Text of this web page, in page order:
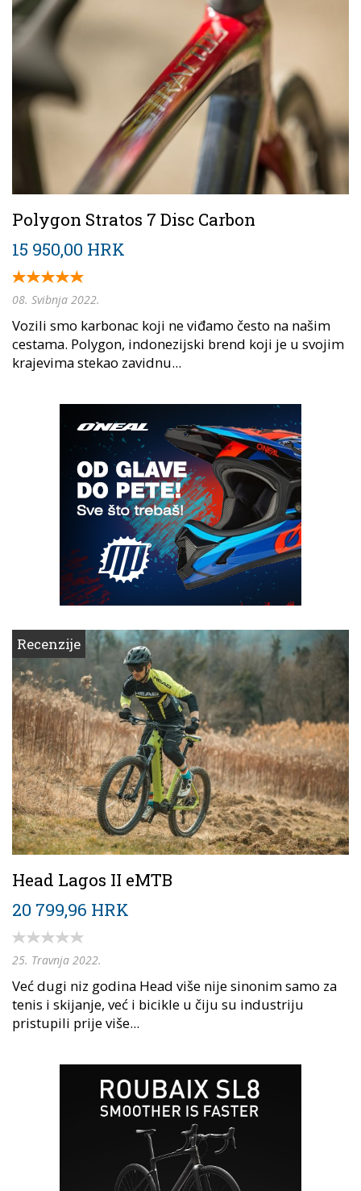
Polygon Stratos 7 Disc Carbon
15 950,00 HRK
08. Svibnja 2022.
Vozili smo karbonac koji ne viđamo često na našim
cestama. Polygon, indonezijski brend koji je u svojim
krajevima stekao zavidnu...
Recenzije
Head Lagos II eMTB
20 799,96 HRK
25. Travnja 2022.
Već dugi niz godina Head više nije sinonim samo za
tenis i skijanje, već i bicikle u čiju su industriju
pristupili prije više...